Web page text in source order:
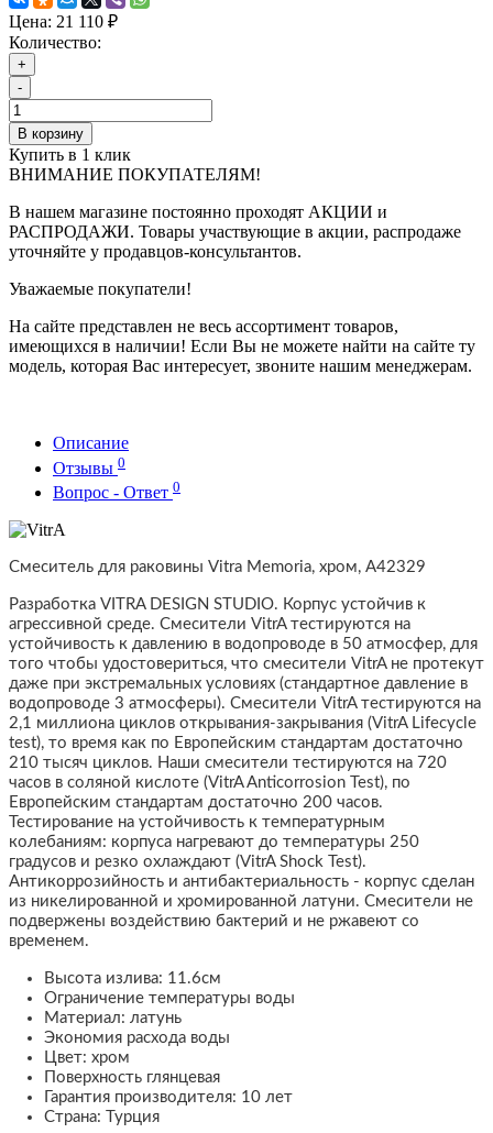
Цена: 21 110 ₽
Количество:
+
-
В корзину
Купить в 1 клик
ВНИМАНИЕ ПОКУПАТЕЛЯМ!
В нашем магазине постоянно проходят АКЦИИ и
РАСПРОДАЖИ. Товары участвующие в акции, распродаже
уточняйте у продавцов-консультантов.
Уважаемые покупатели!
На сайте представлен не весь ассортимент товаров,
имеющихся в наличии! Если Вы не можете найти на сайте ту
модель, которая Вас интересует, звоните нашим менеджерам.
Описание
Отзывы 0
Вопрос - Ответ 0
Смеситель для раковины Vitra Memoria, хром, A42329
Разработка VITRA DESIGN STUDIO. Корпус устойчив к
агрессивной среде. Смесители VitrA тестируются на
устойчивость к давлению в водопроводе в 50 атмосфер, для
того чтобы удостовериться, что смесители VitrA не протекут
даже при экстремальных условиях (стандартное давление в
водопроводе 3 атмосферы). Смесители VitrA тестируются на
2,1 миллиона циклов открывания-закрывания (VitrA Lifecycle
test), то время как по Европейским стандартам достаточно
210 тысяч циклов. Наши смесители тестируются на 720
часов в соляной кислоте (VitrA Anticorrosion Test), по
Европейским стандартам достаточно 200 часов.
Тестирование на устойчивость к температурным
колебаниям: корпуса нагревают до температуры 250
градусов и резко охлаждают (VitrA Shock Test).
Антикоррозийность и антибактериальность - корпус сделан
из никелированной и хромированной латуни. Смесители не
подвержены воздействию бактерий и не ржавеют со
временем.
Высота излива: 11.6см
Ограничение температуры воды
Материал: латунь
Экономия расхода воды
Цвет: хром
Поверхность глянцевая
Гарантия производителя: 10 лет
Страна: Турция